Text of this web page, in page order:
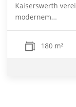
Kaiserswerth
modernem...
180 m²